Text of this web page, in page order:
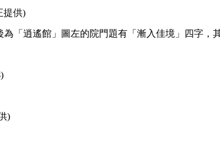
提供)
「逍遙館」圖左的院門題有「漸入佳境」四字
)